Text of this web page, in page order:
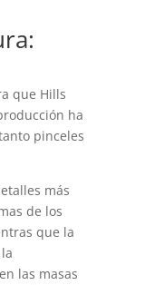
que Hills
ha
pinceles
más
de los
que la
las masas